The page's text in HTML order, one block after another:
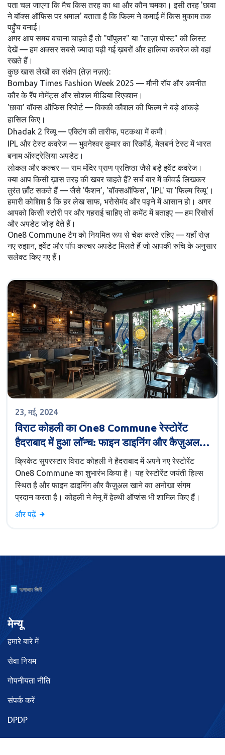
पता चल जाएगा कि मैच किस तरह का था और कौन चमका। इसी तरह 'छावा
ने बॉक्स ऑफिस पर धमाल' बताता है कि फिल्म ने कमाई में किस मुकाम तक
पहुँच बनाई।
अगर आप समय बचाना चाहते हैं तो "पॉपुलर" या "ताज़ा पोस्ट" की लिस्ट
देखें — हम अक्सर सबसे ज्यादा पढ़ी गई ख़बरों और हालिया कवरेज को वहां
रखते हैं।
कुछ खास लेखों का संक्षेप (तेज़ नज़र):
Bombay Times Fashion Week 2025 — मौनी रॉय और अवनीत
कौर के रैंप मोमेंट्स और सोशल मीडिया रिएक्शन।
'छावा' बॉक्स ऑफिस रिपोर्ट — विक्की कौशल की फिल्म ने बड़े आंकड़े
हासिल किए।
Dhadak 2 रिव्यू — एक्टिंग की तारीफ, पटकथा में कमी।
IPL और टेस्ट कवरेज — भुवनेश्वर कुमार का रिकॉर्ड, मेलबर्न टेस्ट में भारत
बनाम ऑस्ट्रेलिया अपडेट।
लोकल और कल्चर — राम मंदिर प्राण प्रतिष्ठा जैसे बड़े इवेंट कवरेज।
क्या आप किसी ख़ास तरह की खबर चाहते हैं? सर्च बार में कीवर्ड लिखकर
तुरंत छाँट सकते हैं — जैसे 'फैशन', 'बॉक्सऑफिस', 'IPL' या 'फिल्म रिव्यू'।
हमारी कोशिश है कि हर लेख साफ, भरोसेमंद और पढ़ने में आसान हो। अगर
आपको किसी स्टोरी पर और गहराई चाहिए तो कमेंट में बताइए — हम रिसोर्स
और अपडेट जोड़ देते हैं।
One8 Commune टैग को नियमित रूप से चेक करते रहिए — यहाँ रोज़
नए रुझान, इवेंट और पॉप कल्चर अपडेट मिलते हैं जो आपकी रुचि के अनुसार
सलेक्ट किए गए हैं।
23, मई, 2024
विराट कोहली का One8 Commune रेस्टोरेंट
हैदराबाद में हुआ लॉन्च: फाइन डाइनिंग और कैज़ुअल
खाने का अनोखा संगम
क्रिकेट सुपरस्टार विराट कोहली ने हैदराबाद में अपने नए रेस्टोरेंट
One8 Commune का शुभारंभ किया है। यह रेस्टोरेंट जयंती हिल्स
स्थित है और फाइन डाइनिंग और कैज़ुअल खाने का अनोखा संगम
प्रदान करता है। कोहली ने मेनू में हेल्थी ऑप्शंस भी शामिल किए हैं।
और पढ़ें
मेन्यू
हमारे बारे में
सेवा नियम
गोपनीयता नीति
संपर्क करें
DPDP